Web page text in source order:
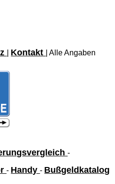
Kontakt
| Alle Angaben
-
- Handy- Bußgeldkatalog